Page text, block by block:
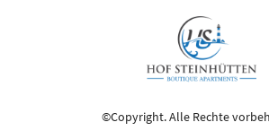
©Copyright. Alle Rechte